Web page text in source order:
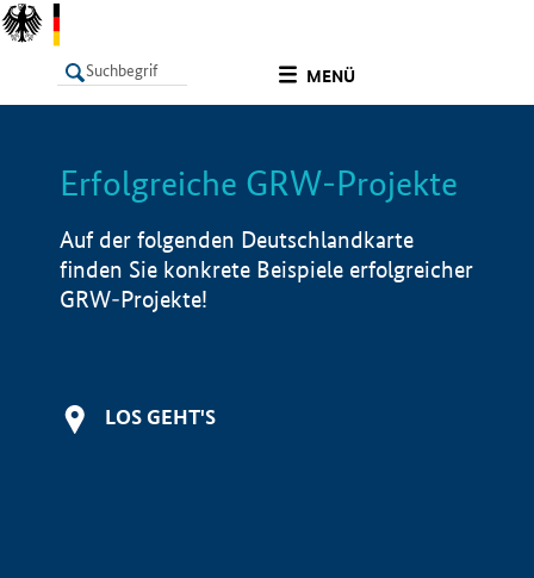
MENÜ
LISTE Info
Erfolgreiche GRW-Projekte
Auf der folgenden Deutschlandkarte
finden Sie konkrete Beispiele erfolgreicher
GRW-Projekte!
LOS GEHT'S